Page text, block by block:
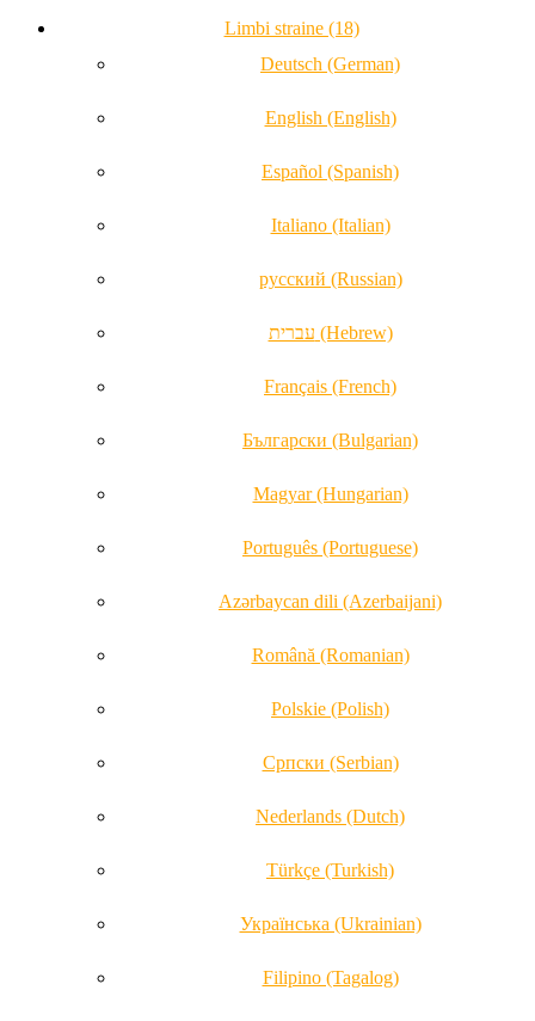
Limbi straine (18)
Deutsch (German)
English (English)
Español (Spanish)
Italiano (Italian)
русский (Russian)
עברית (Hebrew)
Français (French)
Български (Bulgarian)
Magyar (Hungarian)
Português (Portuguese)
Azərbaycan dili (Azerbaijani)
Română (Romanian)
Polskie (Polish)
Српски (Serbian)
Nederlands (Dutch)
Türkçe (Turkish)
Українська (Ukrainian)
Filipino (Tagalog)